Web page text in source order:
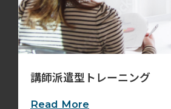
講師派遣型トレーニング
Read More